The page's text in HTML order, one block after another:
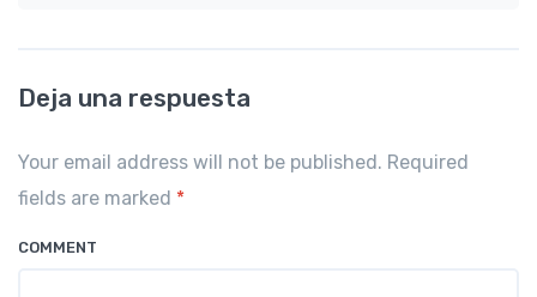
Deja una respuesta
Your email address will not be published. Required
fields are marked *
COMMENT